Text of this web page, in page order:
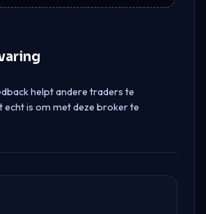
helpt andere traders te
echt is om met deze broker te